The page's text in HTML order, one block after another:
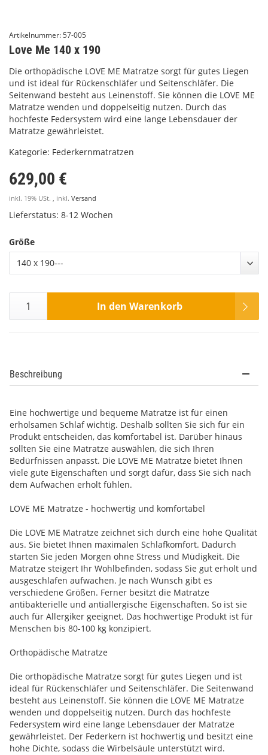
Artikelnummer: 57-005
Love Me 140 x 190
Die orthopädische LOVE ME Matratze sorgt für gutes Liegen
und ist ideal für Rückenschläfer und Seitenschläfer. Die
Seitenwand besteht aus Leinenstoff. Sie können die LOVE ME
Matratze wenden und doppelseitig nutzen. Durch das
hochfeste Federsystem wird eine lange Lebensdauer der
Matratze gewährleistet.
Kategorie: Federkernmatratzen
629,00 €
inkl. 19% USt. , inkl. Versand
Lieferstatus: 8-12 Wochen
Größe
140 x 190---
In den Warenkorb
Beschreibung
Eine hochwertige und bequeme Matratze ist für einen
erholsamen Schlaf wichtig. Deshalb sollten Sie sich für ein
Produkt entscheiden, das komfortabel ist. Darüber hinaus
sollten Sie eine Matratze auswählen, die sich Ihren
Bedürfnissen anpasst. Die LOVE ME Matratze bietet Ihnen
viele gute Eigenschaften und sorgt dafür, dass Sie sich nach
dem Aufwachen erholt fühlen.
LOVE ME Matratze - hochwertig und komfortabel
Die LOVE ME Matratze zeichnet sich durch eine hohe Qualität
aus. Sie bietet Ihnen maximalen Schlafkomfort. Dadurch
starten Sie jeden Morgen ohne Stress und Müdigkeit. Die
Matratze steigert Ihr Wohlbefinden, sodass Sie gut erholt und
ausgeschlafen aufwachen. Je nach Wunsch gibt es
verschiedene Größen. Ferner besitzt die Matratze
antibakterielle und antiallergische Eigenschaften. So ist sie
auch für Allergiker geeignet. Das hochwertige Produkt ist für
Menschen bis 80-100 kg konzipiert.
Orthopädische Matratze
Die orthopädische Matratze sorgt für gutes Liegen und ist
ideal für Rückenschläfer und Seitenschläfer. Die Seitenwand
besteht aus Leinenstoff. Sie können die LOVE ME Matratze
wenden und doppelseitig nutzen. Durch das hochfeste
Federsystem wird eine lange Lebensdauer der Matratze
gewährleistet. Der Federkern ist hochwertig und besitzt eine
hohe Dichte, sodass die Wirbelsäule unterstützt wird.